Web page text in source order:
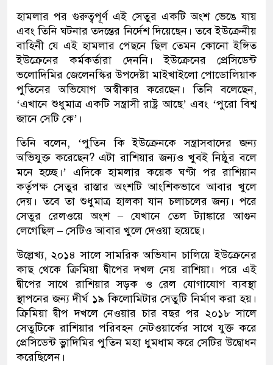
হামলার পর গুরুত্বপূর্ণ এই সেতুর একটি অংশ ভেঙে যায়
এবং তিনি ঘটনার তদন্তের নির্দেশ দিয়েছেন। তবে ইউক্রেনীয়
বাহিনী যে এই হামলার পেছনে ছিল তেমন কোনো ইঙ্গিত
ইউক্রেনের কর্মকর্তারা দেননি। ইউক্রেনের প্রেসিডেন্ট
ভলোদিমির জেলেনস্কির উপদেষ্টা মাইখাইলো পোডোলিয়াক
পুতিনের অভিযোগ অস্বীকার করেছেন। তিনি বলেছেন,
‘এখানে শুধুমাত্র একটি সন্ত্রাসী রাষ্ট্র আছে’ এবং ‘পুরো বিশ্ব
জানে সেটি কে’।
তিনি বলেন, ‘পুতিন কি ইউক্রেনকে সন্ত্রাসবাদের জন্য
অভিযুক্ত করেছেন? এটা রাশিয়ার জন্যও খুবই নিষ্ঠুর বলে
মনে হচ্ছে।’ এদিকে হামলার কয়েক ঘণ্টা পর রাশিয়ান
কর্তৃপক্ষ সেতুর রাস্তার অংশটি আংশিকভাবে আবার খুলে
দেয়। তবে তা শুধুমাত্র হালকা যান চলাচলের জন্য। পরে
সেতুর রেলওয়ে অংশ – যেখানে তেল ট্যাঙ্কারে আগুন
লেগেছিল – সেটিও আবার খুলে দেওয়া হয়েছে।
উল্লেখ্য, ২০১৪ সালে সামরিক অভিযান চালিয়ে ইউক্রেনের
কাছ থেকে ক্রিমিয়া দ্বীপের দখল নেয় রাশিয়া। পরে এই
দ্বীপের সাথে রাশিয়ার সড়ক ও রেল যোগাযোগ ব্যবস্থা
স্থাপনের জন্য দীর্ঘ ১৯ কিলোমিটার সেতুটি নির্মাণ করা হয়।
ক্রিমিয়া দ্বীপ দখলে নেওয়ার চার বছর পর ২০১৮ সালে
সেতুটিকে রাশিয়ার পরিবহন নেটওয়ার্কের সাথে যুক্ত করে
প্রেসিডেন্ট ভ্লাদিমির পুতিন মহা ধুমধাম করে সেটির উদ্বোধন
করেছিলেন।